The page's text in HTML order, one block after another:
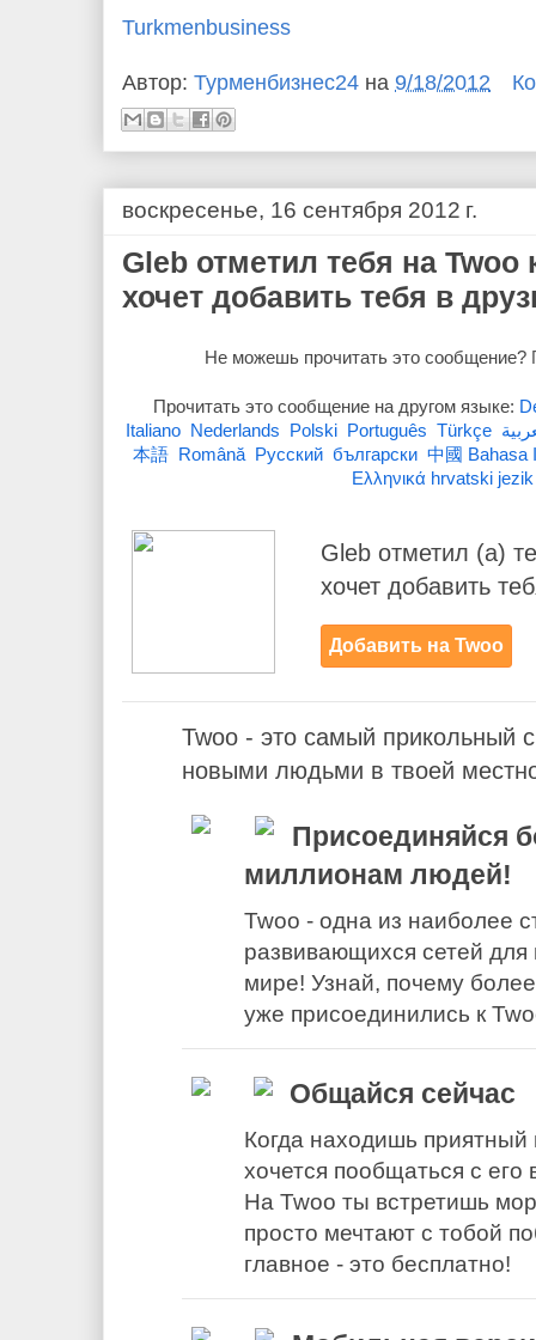
Turkmenbusiness
Автор: Турменбизнес24 на 9/18/2012
воскресенье, 16 сентября 2012 г.
Gleb отметил тебя на Twoo
хочет добавить тебя в
Не можешь прочитать это сообщение?
Прочитать это сообщение на другом языке:
Italiano Nederlands Polski Português Türkçe
本語 Română Pусский български 中國 Bahasa
Ελληνικά hrvatski jezik
Gleb отметил (а)
хочет добавить
Добавить на Twoo
Twoo - это самый прикольный
новыми людьми в твоей
Присоединяйся
миллионам людей!
Twoo - одна из наиболее
развивающихся сетей для
мире! Узнай, почему
уже присоединились к
Общайся сейчас
Когда находишь
хочется пообщаться с
На Twoo ты встретишь
просто мечтают с тобой
главное - это бесплатно!